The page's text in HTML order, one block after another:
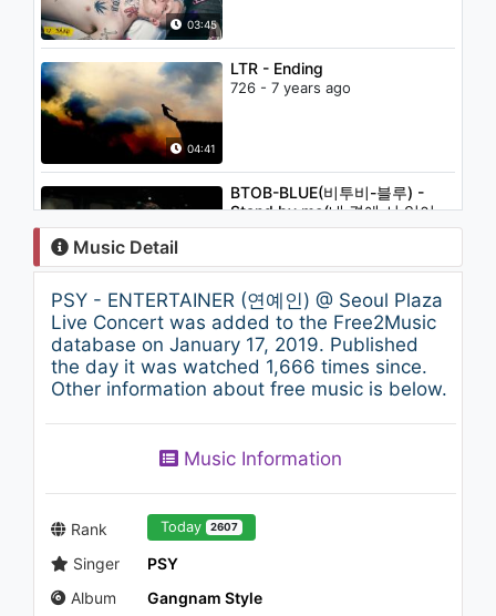
03:45
04:41
LTR - Ending
726 - 7 years ago
04:49
BTOB-BLUE(비투비-블루) -
Stand by me(내 곁에 서 있어
줘)
03:51
PSY - DADDY (Yoo Hee-yeol's
Sketchbook)
1.3K - 7 years ago
03:36
GANGNAM STYLE (강남스타
996 - 7 years ago
1.2K - 7 years ago
Music Detail
PSY - ENTERTAINER (연예인) @ Seoul Plaza
Live Concert was added to the Free2Music
database on January 17, 2019. Published
the day it was watched 1,666 times since.
Other information about free music is below.
Music Information
Rank Today 2607
Singer
PSY
Album
Gangnam Style